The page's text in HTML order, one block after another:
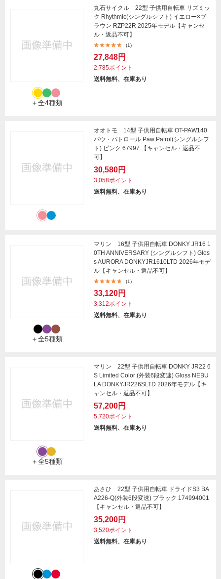
＋全4種類
丸石サイクル 22型 子供用自転車 リズミッ
ク Rhythmic(シングルシフト) イエロー×ブ
ラウン RZP22R 2025年モデル【キャンセ
ル・返品不可】
(1)
27,848円
2,785ポイント
送料無料、在庫あり
オオトモ 14型 子供用自転車 OT-PAW140
パウ・パトロール Paw Patrol(シングルシフ
ト) ピンク 67997 【キャンセル・返品不
可】
30,580円
3,058ポイント
送料無料、在庫あり
＋全5種類
マリン 16型 子供用自転車 DONKY JR16 1
0TH ANNIVERSARY (シングルシフト) Glos
s AURORA DONKYJR1610LTD 2026年モデ
ル【キャンセル・返品不可】
(1)
33,120円
3,312ポイント
送料無料、在庫あり
＋全5種類
マリン 22型 子供用自転車 DONKY JR22 6
S Limited Color (外装6段変速) Gloss NEBU
LA DONKYJR226SLTD 2026年モデル【キ
ャンセル・返品不可】
57,200円
5,720ポイント
送料無料、在庫あり
あさひ 22型 子供用自転車 ドライドS3 BA
A226-Q(外装6段変速) ブラック 174994001
【キャンセル・返品不可】
35,200円
3,520ポイント
送料無料、在庫あり